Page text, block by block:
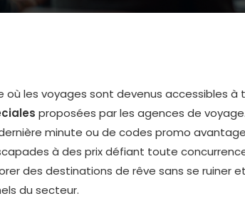
où les voyages sont devenus accessibles
proposées par les agences de
minute ou de codes promo
à des prix défiant toute
des destinations de rêve sans se
du secteur.